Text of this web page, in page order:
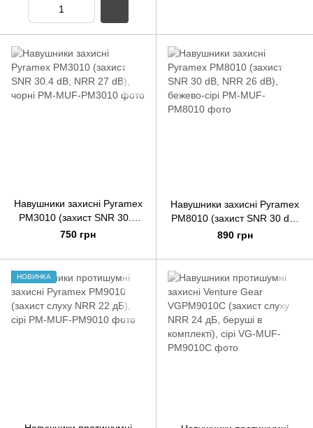
Навушники захисні Pyramex
PM3010 (захист SNR 30.4
dB, NRR 27 dB), чорні
750 грн
Навушники захисні Pyramex
PM8010 (захист SNR 30 dB,
NRR 26 dB), бежево-сірі
890 грн
НОВИНКА